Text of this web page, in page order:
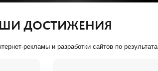
ДОСТИЖЕНИЯ
рекламы и разработки сайтов по